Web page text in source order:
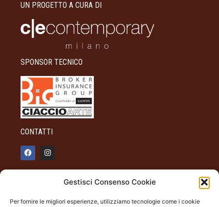
Gestisci Consenso Cookie
Per fornire le migliori esperienze, utilizziamo tecnologie come i cookie
UN PROGETTO A CURA DI
SPONSOR TECNICO
CONTATTI
348 90 31 514